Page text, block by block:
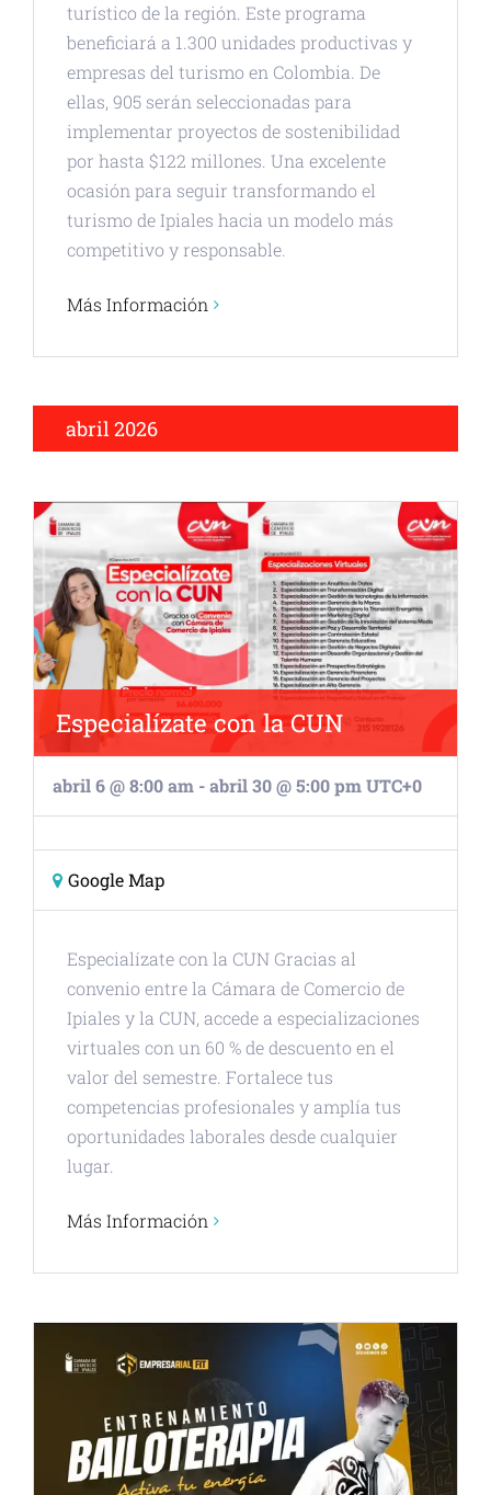
turístico de la región. Este programa
beneficiará a 1.300 unidades productivas y
empresas del turismo en Colombia. De
ellas, 905 serán seleccionadas para
implementar proyectos de sostenibilidad
por hasta $122 millones. Una excelente
ocasión para seguir transformando el
turismo de Ipiales hacia un modelo más
competitivo y responsable.
Más Información
abril 2026
Especialízate con la CUN
abril 6 @ 8:00 am -abril 30 @ 5:00 pm UTC+0
Google Map
Especialízate con la CUN Gracias al
convenio entre la Cámara de Comercio de
Ipiales y la CUN, accede a especializaciones
virtuales con un 60 % de descuento en el
valor del semestre. Fortalece tus
competencias profesionales y amplía tus
oportunidades laborales desde cualquier
lugar.
Más Información